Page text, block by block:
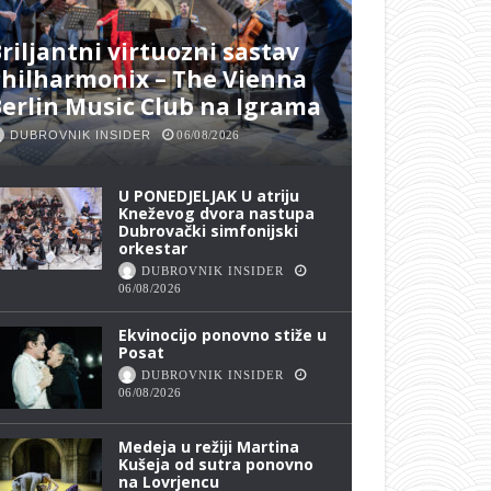
virtuozni sastav
– The Vienna
Music Club na Igrama
DUBROVNIK INSIDER 06/08/2026
U PONEDJELJAK U atriju
Kneževog dvora nastupa
Dubrovački simfonijski
orkestar
DUBROVNIK INSIDER
06/08/2026
Ekvinocijo ponovno stiže u
Posat
DUBROVNIK INSIDER
06/08/2026
Medeja u režiji Martina
Kušeja od sutra ponovno
na Lovrjencu